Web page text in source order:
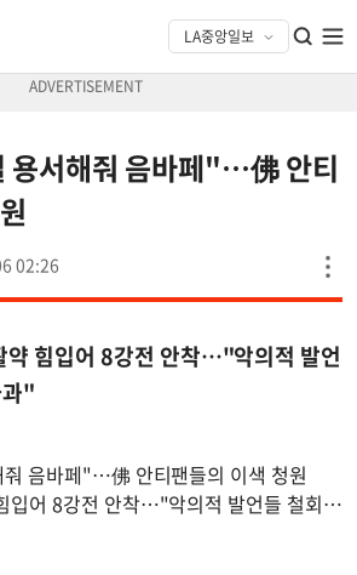
용서해줘 음바페"…佛 안티
02:26
약 힘입어 8강전 안착…"악의적 발언
"
음바페"…佛 안티팬들의 이색 청원
입어 8강전 안착…"악의적 발언들 철회…